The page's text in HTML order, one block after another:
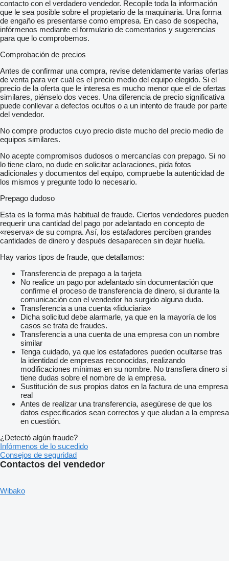
contacto con el verdadero vendedor. Recopile toda la información
que le sea posible sobre el propietario de la maquinaria. Una forma
de engaño es presentarse como empresa. En caso de sospecha,
infórmenos mediante el formulario de comentarios y sugerencias
para que lo comprobemos.
Comprobación de precios
Antes de confirmar una compra, revise detenidamente varias ofertas
de venta para ver cuál es el precio medio del equipo elegido. Si el
precio de la oferta que le interesa es mucho menor que el de ofertas
similares, piénselo dos veces. Una diferencia de precio significativa
puede conllevar a defectos ocultos o a un intento de fraude por parte
del vendedor.
No compre productos cuyo precio diste mucho del precio medio de
equipos similares.
No acepte compromisos dudosos o mercancías con prepago. Si no
lo tiene claro, no dude en solicitar aclaraciones, pida fotos
adicionales y documentos del equipo, compruebe la autenticidad de
los mismos y pregunte todo lo necesario.
Prepago dudoso
Esta es la forma más habitual de fraude. Ciertos vendedores pueden
requerir una cantidad del pago por adelantado en concepto de
«reserva» de su compra. Así, los estafadores perciben grandes
cantidades de dinero y después desaparecen sin dejar huella.
Hay varios tipos de fraude, que detallamos:
Transferencia de prepago a la tarjeta
No realice un pago por adelantado sin documentación que
confirme el proceso de transferencia de dinero, si durante la
comunicación con el vendedor ha surgido alguna duda.
Transferencia a una cuenta «fiduciaria»
Dicha solicitud debe alarmarle, ya que en la mayoría de los
casos se trata de fraudes.
Transferencia a una cuenta de una empresa con un nombre
similar
Tenga cuidado, ya que los estafadores pueden ocultarse tras
la identidad de empresas reconocidas, realizando
modificaciones mínimas en su nombre. No transfiera dinero si
tiene dudas sobre el nombre de la empresa.
Sustitución de sus propios datos en la factura de una empresa
real
Antes de realizar una transferencia, asegúrese de que los
datos especificados sean correctos y que aludan a la empresa
en cuestión.
¿Detectó algún fraude?
Infórmenos de lo sucedido
Consejos de seguridad
Contactos del vendedor
Wibako